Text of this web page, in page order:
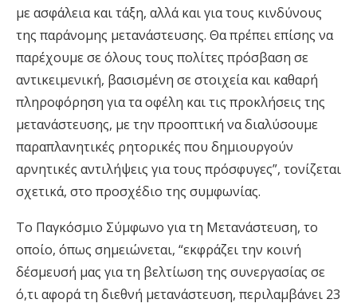
με ασφάλεια και τάξη, αλλά και για τους κινδύνους
της παράνομης μετανάστευσης. Θα πρέπει επίσης να
παρέχουμε σε όλους τους πολίτες πρόσβαση σε
αντικειμενική, βασισμένη σε στοιχεία και καθαρή
πληροφόρηση για τα οφέλη και τις προκλήσεις της
μετανάστευσης, με την προοπτική να διαλύσουμε
παραπλανητικές ρητορικές που δημιουργούν
αρνητικές αντιλήψεις για τους πρόσφυγες”, τονίζεται
σχετικά, στο προσχέδιο της συμφωνίας.
Το Παγκόσμιο Σύμφωνο για τη Μετανάστευση, το
οποίο, όπως σημειώνεται, “εκφράζει την κοινή
δέσμευσή μας για τη βελτίωση της συνεργασίας σε
ό,τι αφορά τη διεθνή μετανάστευση, περιλαμβάνει 23